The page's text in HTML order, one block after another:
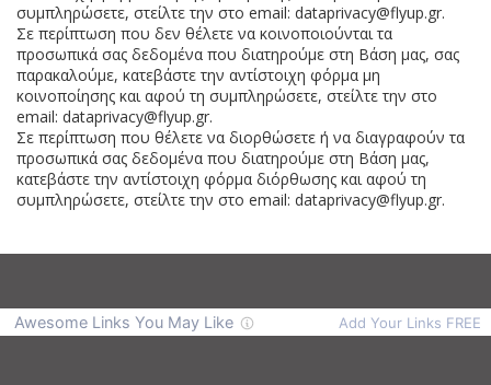
συμπληρώσετε, στείλτε την στο email: dataprivacy@flyup.gr.
Σε περίπτωση που δεν θέλετε να κοινοποιούνται τα
προσωπικά σας δεδομένα που διατηρούμε στη Βάση μας, σας
παρακαλούμε, κατεβάστε την αντίστοιχη φόρμα μη
κοινοποίησης και αφού τη συμπληρώσετε, στείλτε την στο
email: dataprivacy@flyup.gr.
Σε περίπτωση που θέλετε να διορθώσετε ή να διαγραφούν τα
προσωπικά σας δεδομένα που διατηρούμε στη Βάση μας,
κατεβάστε την αντίστοιχη φόρμα διόρθωσης και αφού τη
συμπληρώσετε, στείλτε την στο email: dataprivacy@flyup.gr.